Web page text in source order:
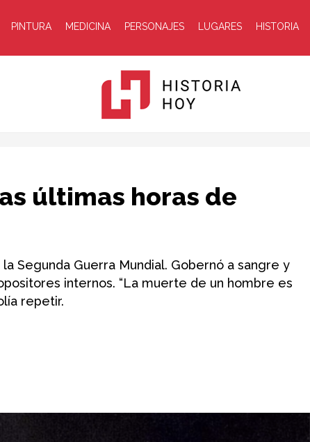
PINTURA MEDICINA PERSONAJES LUGARES HISTORIA
Hoy
últimas horas de
Segunda Guerra Mundial. Gobernó a sangre y
internos. “La muerte de un hombre es
repetir.